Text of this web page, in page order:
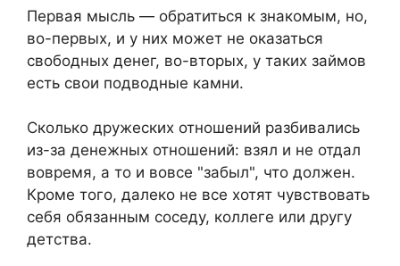
Первая мысль — обратиться к знакомым, но,
во-первых, и у них может не оказаться
свободных денег, во-вторых, у таких займов
есть свои подводные камни.
Сколько дружеских отношений разбивались
из-за денежных отношений: взял и не отдал
вовремя, а то и вовсе "забыл", что должен.
Кроме того, далеко не все хотят чувствовать
себя обязанным соседу, коллеге или другу
детства.